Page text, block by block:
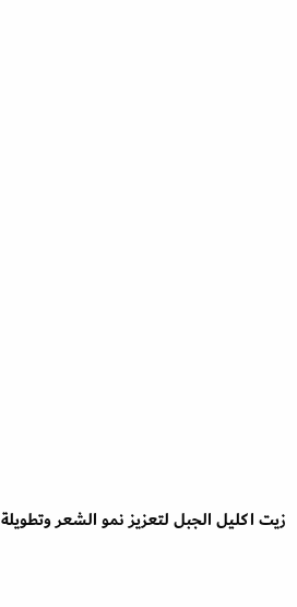
زيت اكليل الجبل لتعزيز نمو الشعر وتطويلة